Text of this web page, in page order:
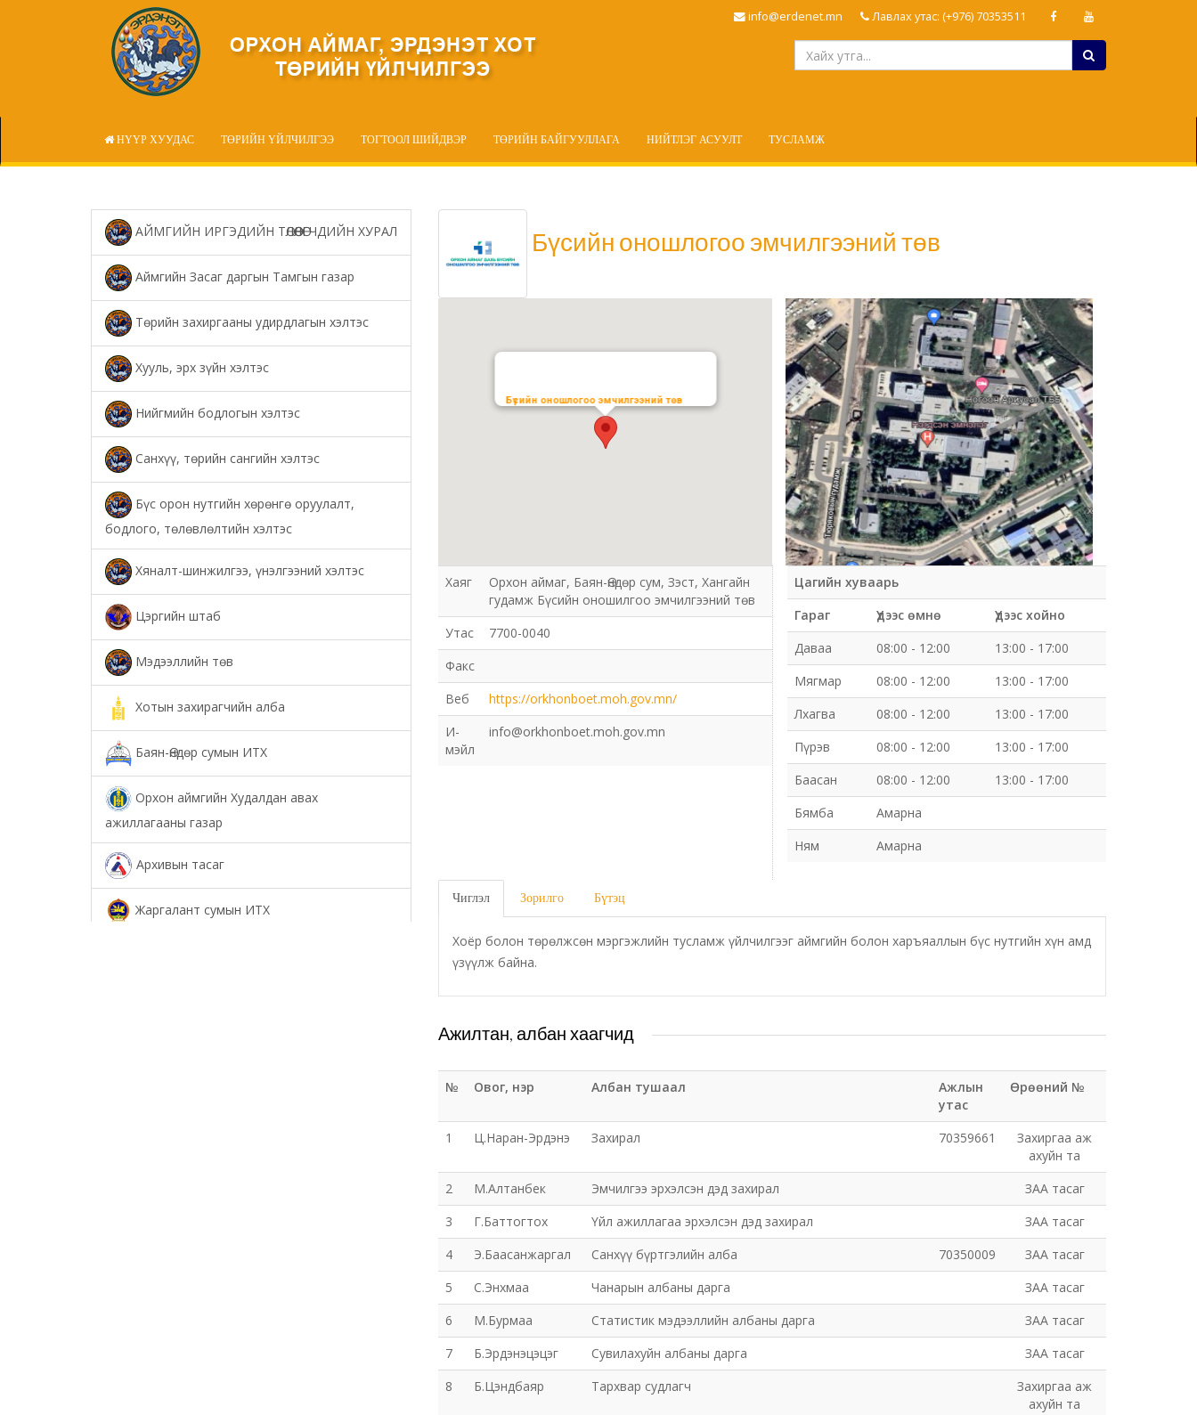
info@erdenet.mn Лавлах утас: (+976) 70353511
НҮҮР ХУУДАС ТӨРИЙН ҮЙЛЧИЛГЭЭ ТОГТООЛ ШИЙДВЭР ТӨРИЙН БАЙГУУЛЛАГА НИЙТЛЭГ АСУУЛТ ТУСЛАМЖ
АЙМГИЙН ИРГЭДИЙН ТӨЛӨӨЛӨГЧДИЙН ХУРАЛ
Аймгийн Засаг даргын Тамгын газар
Төрийн захиргааны удирдлагын хэлтэс
Хууль, эрх зүйн хэлтэс
Нийгмийн бодлогын хэлтэс
Санхүү, төрийн сангийн хэлтэс
Бүс орон нутгийн хөрөнгө оруулалт,
бодлого, төлөвлөлтийн хэлтэс
Хяналт-шинжилгээ, үнэлгээний хэлтэс
Цэргийн штаб
Мэдээллийн төв
Хотын захирагчийн алба
Баян-Өндөр сумын ИТХ
Орхон аймгийн Худалдан авах
ажиллагааны газар
Архивын тасаг
Жаргалант сумын ИТХ
Бүсийн оношлогоо эмчилгээний төв
Бүсийн оношлогоо эмчилгээний төв
Хаяг
Орхон аймаг, Баян-Өндөр сум, Зэст, Хангайн
гудамж Бүсийн оношилгоо эмчилгээний төв
Утас
7700-0040
Факс
Веб
https://orkhonboet.moh.gov.mn/
И-
мэйл
info@orkhonboet.moh.gov.mn
Цагийн хуваарь
Гараг
Үдээс өмнө
Үдээс хойно
Даваа
08:00 - 12:00
13:00 - 17:00
Мягмар
08:00 - 12:00
13:00 - 17:00
Лхагва
08:00 - 12:00
13:00 - 17:00
Пүрэв
08:00 - 12:00
13:00 - 17:00
Баасан
08:00 - 12:00
13:00 - 17:00
Бямба
Амарна
Ням
Амарна
Чиглэл Зорилго Бүтэц
Хоёр болон төрөлжсөн мэргэжлийн тусламж үйлчилгээг аймгийн болон харъяаллын бүс нутгийн хүн амд
үзүүлж байна.
Ажилтан, албан хаагчид
№ Овог, нэр Албан тушаал
Ажлын
утас
Өрөөний №
1 Ц.Наран-Эрдэнэ Захирал 70359661
Захиргаа аж
ахуйн та
2
М.Алтанбек Эмчилгээ эрхэлсэн дэд захирал
ЗАА тасаг
3
Г.Баттогтох Үйл ажиллагаа эрхэлсэн дэд захирал
ЗАА тасаг
4
Э.Баасанжаргал Санхүү бүртгэлийн алба 70350009
ЗАА тасаг
5
С.Энхмаа Чанарын албаны дарга
ЗАА тасаг
6
М.Бурмаа Статистик мэдээллийн албаны дарга
ЗАА тасаг
7
Б.Эрдэнэцэцэг Сувилахуйн албаны дарга
ЗАА тасаг
8
Б.Цэндбаяр Тархвар судлагч
Захиргаа аж
ахуйн та